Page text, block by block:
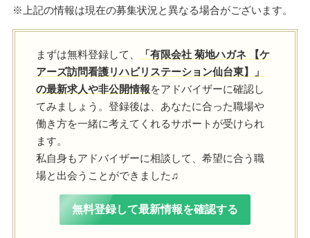
※上記の情報は現在の募集状況と異なる場合がございます。
まずは無料登録して、
「有限会社 菊地ハガネ 【ケ
アーズ訪問看護リハビリステーション仙台東】」
の最新求人や非公開情報をアドバイザーに確認し
てみましょう。登録後は、あなたに合った職場や
働き方を一緒に考えてくれるサポートが受けられ
ます。
私自身もアドバイザーに相談して、希望に合う職
場と出会うことができました♫
無料登録して最新情報を確認する